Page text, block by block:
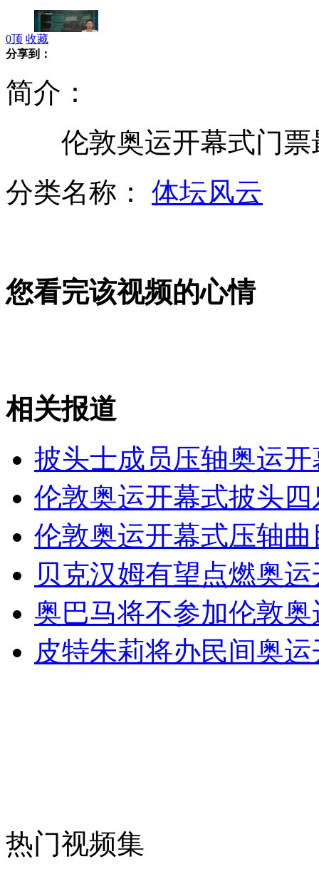
奥巴马被指控枪工作毫无作为
美成功试飞新燃料A-10攻击机
山西运城恶犬咬伤多人 警民合力深夜将其击毙
女孩北京地铁殴打老人 痛下狠手拳打脚踢
无痛分娩是否安全 医生回应
外交部：反对强权政治霸凌主义
走！跟着总书记去植树
0顶 收藏
分享到：
简介：
伦敦奥运开幕式门票
分类名称： 体坛风云
您看完该视频的心情
相关报道
披头士成员压轴奥运
伦敦奥运开幕式披头
伦敦奥运开幕式压轴曲
贝克汉姆有望点燃奥
奥巴马将不参加伦敦
皮特朱莉将办民间奥
热门视频集